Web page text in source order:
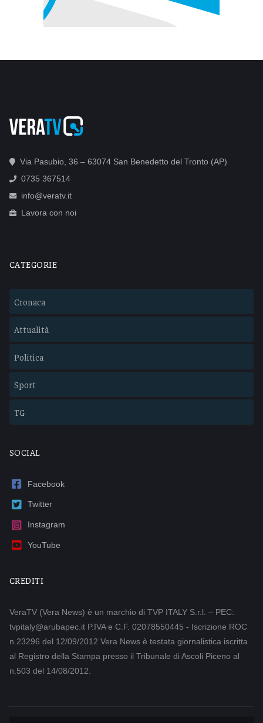
Via Pasubio, 36 – 63074 San Benedetto del Tronto (AP)
0735 367514
info@veratv.it
Lavora con noi
CATEGORIE
Cronaca
Attualità
Politica
Sport
TG
SOCIAL
Facebook
Twitter
Instagram
YouTube
CREDITI
VeraTV (Vera News) è un marchio di TVP ITALY S.r.l. – PEC:
tvpitaly@arubapec.it P.IVA e C.F. 02078550445 - Iscrizione ROC
n.23296 del 12/09/2012 Vera News è testata giornalistica iscritta
al Registro della Stampa presso il Tribunale di Ascoli Piceno al
n.503 del 14/08/2012.